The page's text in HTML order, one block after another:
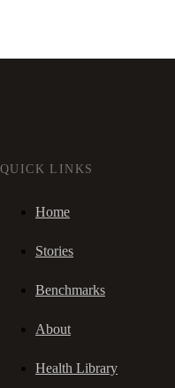
QUICK LINKS
Home
Stories
Benchmarks
About
Health Library